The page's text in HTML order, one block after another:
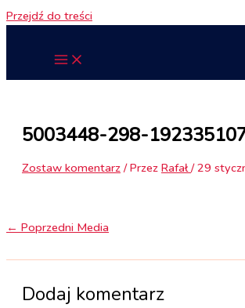
Przejdź do treści
5003448-298-
Zostaw komentarz / Przez Rafał/29
← Poprzedni Media
Dodaj komentarz